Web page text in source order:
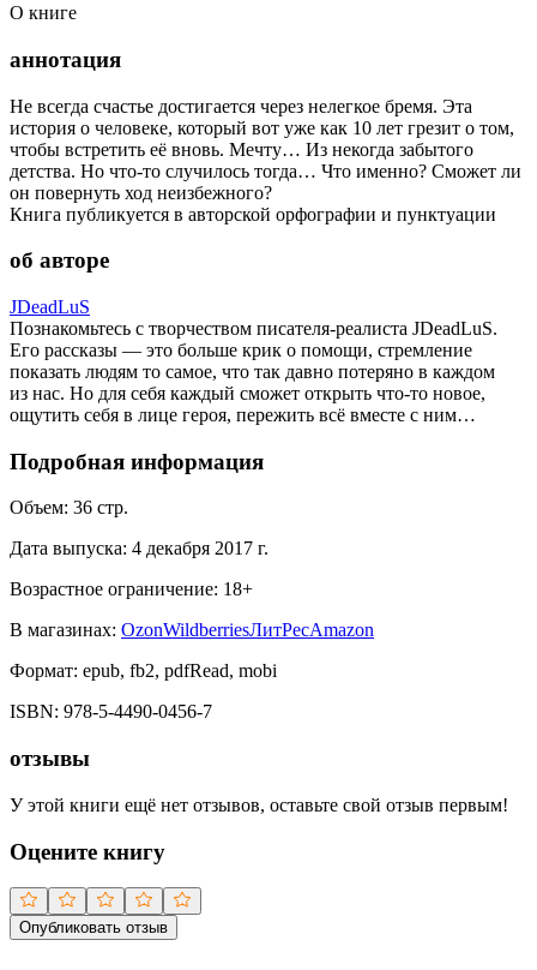
О книге
аннотация
Не всегда счастье достигается через нелегкое бремя. Эта
история о человеке, который вот уже как 10 лет грезит о том,
чтобы встретить её вновь. Мечту… Из некогда забытого
детства. Но что-то случилось тогда… Что именно? Сможет ли
он повернуть ход неизбежного?
Книга публикуется в авторской орфографии и пунктуации
об авторе
JDeadLuS
Познакомьтесь с творчеством писателя-реалиста JDeadLuS.
Его рассказы — это больше крик о помощи, стремление
показать людям то самое, что так давно потеряно в каждом
из нас. Но для себя каждый сможет открыть что-то новое,
ощутить себя в лице героя, пережить всё вместе с ним…
Подробная информация
Объем: 36 стр.
Дата выпуска: 4 декабря 2017 г.
Возрастное ограничение: 18+
В магазинах: OzonWildberriesЛитРесAmazon
Формат: epub, fb2, pdfRead, mobi
ISBN: 978-5-4490-0456-7
отзывы
У этой книги ещё нет отзывов, оставьте свой отзыв первым!
Оцените книгу
Опубликовать отзыв